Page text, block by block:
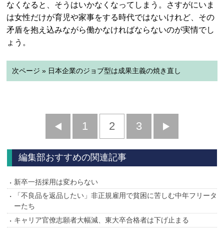
なくなると、そうはいかなくなってしまう。さすがにいま
は女性だけが育児や家事をする時代ではないけれど、その
矛盾を抱え込みながら働かなければならないのが実情でし
ょう。
次ページ » 日本企業のジョブ型は成果主義の焼き直し
前
へ
1 2 3
へ
編集部おすすめの関連記事
新卒一括採用は変わらない
「不良品を返品したい」非正規雇用で貧困に苦しむ中年フリータ
ーたち
キャリア官僚志願者大幅減、東大卒合格者は下げ止まる